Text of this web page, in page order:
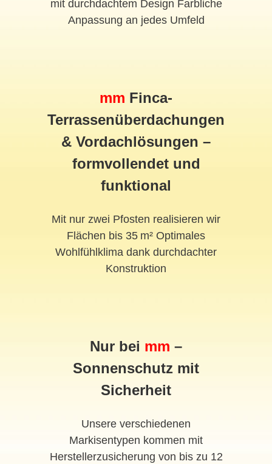
mit durchdachtem Design Farbliche
Anpassung an jedes Umfeld
mm Finca-
Terrassenüberdachungen
& Vordachlösungen –
formvollendet und
funktional
Mit nur zwei Pfosten realisieren wir
Flächen bis 35 m² Optimales
Wohlfühlklima dank durchdachter
Konstruktion
Nur bei mm –
Sonnenschutz mit
Sicherheit
Unsere verschiedenen
Markisentypen kommen mit
Herstellerzusicherung von bis zu 12